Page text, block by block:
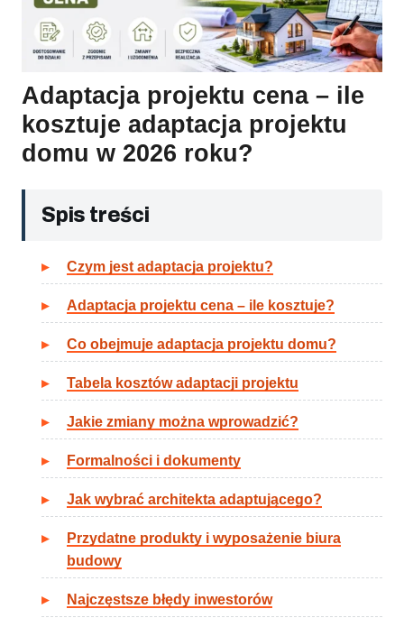
Adaptacja projektu cena – ile
kosztuje adaptacja projektu
domu w 2026 roku?
Spis treści
Czym jest adaptacja projektu?
Adaptacja projektu cena – ile kosztuje?
Co obejmuje adaptacja projektu domu?
Tabela kosztów adaptacji projektu
Jakie zmiany można wprowadzić?
Formalności i dokumenty
Jak wybrać architekta adaptującego?
Przydatne produkty i wyposażenie biura
budowy
Najczęstsze błędy inwestorów